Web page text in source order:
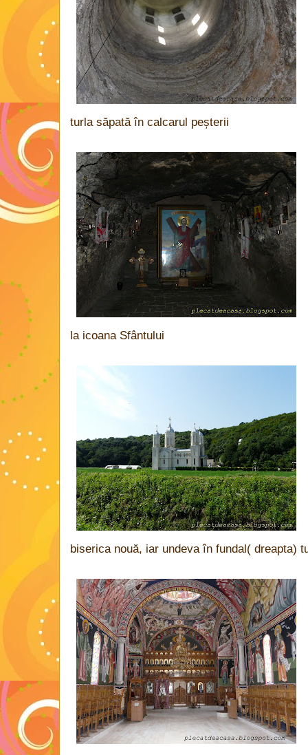
turla săpată în calcarul peșterii
la icoana Sfântului
biserica nouă, iar undeva în fundal( dreapta)